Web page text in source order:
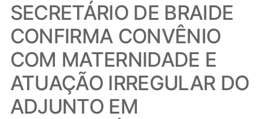
SECRETÁRIO DE BRAIDE
CONFIRMA CONVÊNIO
COM MATERNIDADE E
ATUAÇÃO IRREGULAR DO
ADJUNTO EM